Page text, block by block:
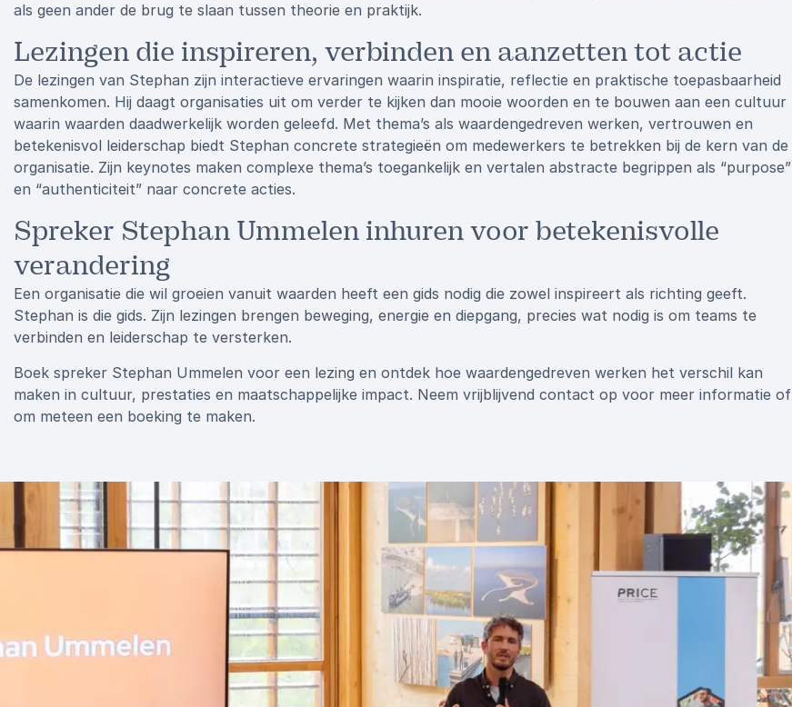
als geen ander de brug te slaan tussen theorie en praktijk.
Lezingen die inspireren, verbinden en aanzetten tot actie
De lezingen van Stephan zijn interactieve ervaringen waarin inspiratie, reflectie en praktische toepasbaarheid
samenkomen. Hij daagt organisaties uit om verder te kijken dan mooie woorden en te bouwen aan een cultuur
waarin waarden daadwerkelijk worden geleefd. Met thema’s als waardengedreven werken, vertrouwen en
betekenisvol leiderschap biedt Stephan concrete strategieën om medewerkers te betrekken bij de kern van de
organisatie. Zijn keynotes maken complexe thema’s toegankelijk en vertalen abstracte begrippen als “purpose”
en “authenticiteit” naar concrete acties.
Spreker Stephan Ummelen inhuren voor betekenisvolle
verandering
Een organisatie die wil groeien vanuit waarden heeft een gids nodig die zowel inspireert als richting geeft.
Stephan is die gids. Zijn lezingen brengen beweging, energie en diepgang, precies wat nodig is om teams te
verbinden en leiderschap te versterken.
Boek spreker Stephan Ummelen voor een lezing en ontdek hoe waardengedreven werken het verschil kan
maken in cultuur, prestaties en maatschappelijke impact. Neem vrijblijvend contact op voor meer informatie of
om meteen een boeking te maken.